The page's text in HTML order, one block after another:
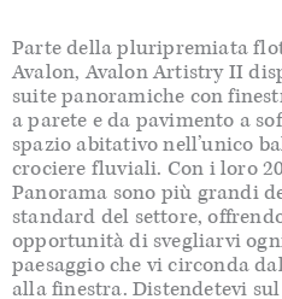
Parte della pluripremiata
Avalon, Avalon Artistry II
suite panoramiche con
a parete e da pavimento a
spazio abitativo nell’unico
crociere fluviali. Con i loro
Panorama sono più grandi
standard del settore,
opportunità di svegliarvi
paesaggio che vi circonda
alla finestra. Distendetevi